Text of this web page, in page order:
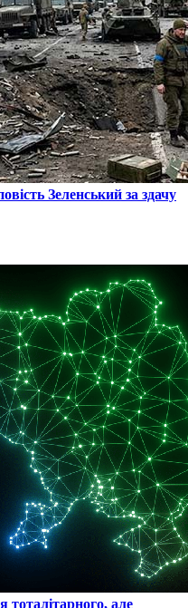
Зеленський за здачу
тоталітарного, але